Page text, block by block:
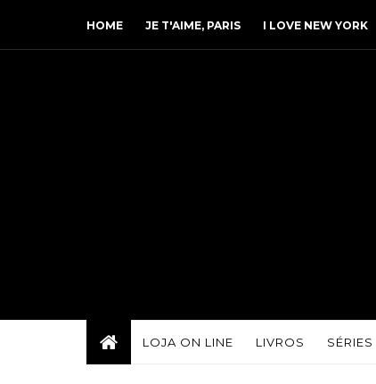
HOME JE T'AIME, PARIS I LOVE NEW YORK
LOJA ON LINE LIVROS SÉRIES